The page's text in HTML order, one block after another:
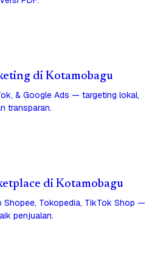
di Kotamobagu
& Google Ads — targeting lokal,
transparan.
di Kotamobagu
Shopee, Tokopedia, TikTok Shop —
penjualan.